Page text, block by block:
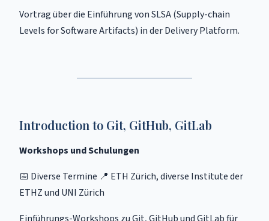
Vortrag über die Einführung von SLSA (Supply-chain
Levels for Software Artifacts) in der Delivery Platform.
Introduction to Git, GitHub, GitLab
Workshops und Schulungen
📅 Diverse Termine 📍 ETH Zürich, diverse Institute der
ETHZ und UNI Zürich